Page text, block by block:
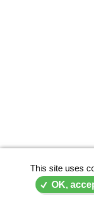
This site uses
OK,